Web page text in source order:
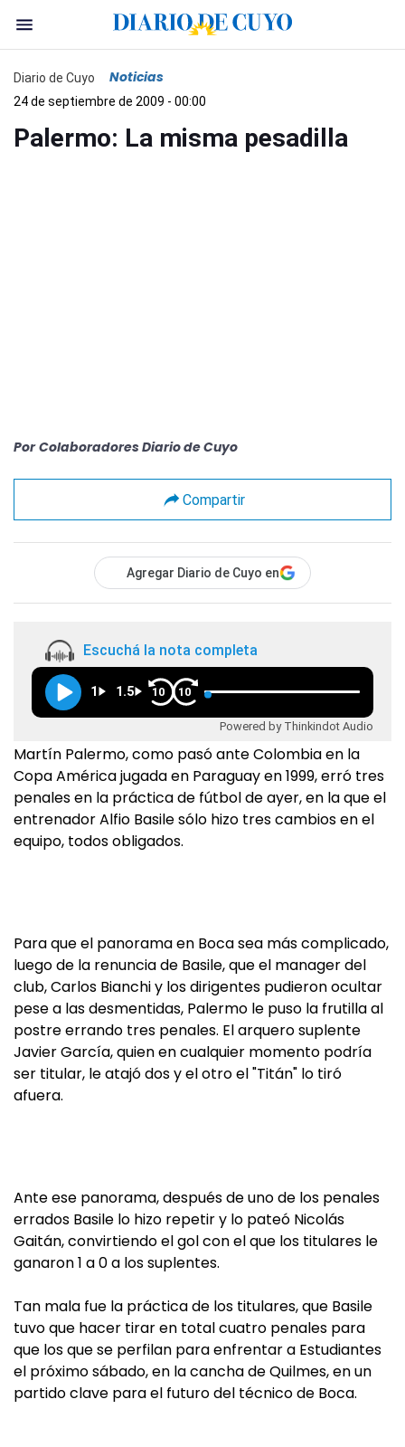
Diario de Cuyo Noticias
24 de septiembre de 2009 - 00:00
Palermo: La misma pesadilla
Por Colaboradores Diario de Cuyo
Compartir
Agregar Diario de Cuyo en
Escuchá la nota completa
1 1.5 10 10
Powered by Thinkindot Audio
Martín Palermo, como pasó ante Colombia en la
Copa América jugada en Paraguay en 1999, erró tres
penales en la práctica de fútbol de ayer, en la que el
entrenador Alfio Basile sólo hizo tres cambios en el
equipo, todos obligados.
Para que el panorama en Boca sea más complicado,
luego de la renuncia de Basile, que el manager del
club, Carlos Bianchi y los dirigentes pudieron ocultar
pese a las desmentidas, Palermo le puso la frutilla al
postre errando tres penales. El arquero suplente
Javier García, quien en cualquier momento podría
ser titular, le atajó dos y el otro el "Titán" lo tiró
afuera.
Ante ese panorama, después de uno de los penales
errados Basile lo hizo repetir y lo pateó Nicolás
Gaitán, convirtiendo el gol con el que los titulares le
ganaron 1 a 0 a los suplentes.
Tan mala fue la práctica de los titulares, que Basile
tuvo que hacer tirar en total cuatro penales para
que los que se perfilan para enfrentar a Estudiantes
el próximo sábado, en la cancha de Quilmes, en un
partido clave para el futuro del técnico de Boca.